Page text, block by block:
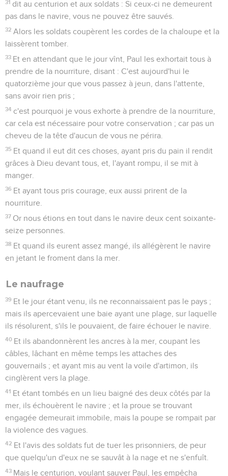
d'Israël que je suis chargé de cette chaîne.
21 Mais ils lui dirent : Pour nous, nous n'avons pas reçu de
lettre de Judée à ton sujet ; et aucun des frères qui sont
arrivés n'a rapporté ou dit quelque mal de toi ;
22 mais nous demandons à entendre de toi quel est ton
sentiment ; car, quant à cette secte, il nous est connu que
partout on la contredit.
23 Et lui ayant assigné un jour, plusieurs vinrent auprès de lui
dans son logis ; et il leur exposait la vérité, en rendant
témoignage du royaume de Dieu, depuis le matin jusqu'au
soir, cherchant à les persuader des choses concernant Jésus,
et par la loi de Moïse et par les prophètes.
24 Et les uns furent persuadés par les choses qu'il disait ; et
les autres ne croyaient pas.
25 Et n'étant pas d'accord entre eux, ils se retirèrent, après
que Paul leur eut dit une seule parole : l'Esprit Saint a bien
parlé à nos pères par Ésaïe le prophète, disant :
26 "Va vers ce peuple et dis : En entendant vous entendrez
et vous ne comprendrez point, et en voyant vous verrez et
vous n'apercevrez point ;
leurs oreilles, et ils ont fermé leurs yeux, de peur qu'ils ne
voient des yeux, et qu'ils n'entendent des oreilles et qu'ils ne
comprennent du coeur, et qu'ils ne se convertissent, et que
je ne les guérisse".
Quand il eut dit ces choses, les Juifs se retirèrent, ayant
entre eux une grande discussion.
30 Et Paul demeura deux ans entiers dans un logement qu'il
avait loué pour lui, et il recevait tous ceux qui venaient vers
lui,
31 prêchant le royaume de Dieu et enseignant les choses qui
regardent le Seigneur Jésus Christ, avec toute hardiesse,
sans empêchement.